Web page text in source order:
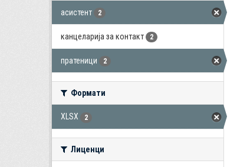
асистент 2
канцеларија за контакт 2
пратеници 2
Формати
XLSX 2
Лиценци